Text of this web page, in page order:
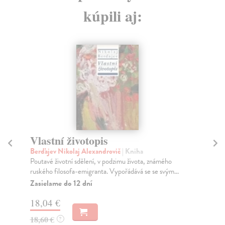
kúpili aj:
Jít vlastní cestou
Goins Jeff| Kniha
Cesta za vlastním posláním je náročná a riskantní,
někdy nahání strach, což je důvod, proč ji tak má...
Na sklade
6,79 €
7,00 € ?